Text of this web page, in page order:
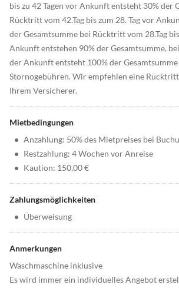
bis zu 42 Tagen vor Ankunft entsteht 30% der
Rücktritt vom 42.Tag bis zum 28. Tag vor
der Gesamtsumme bei Rücktritt vom 28.Tag
Ankunft entstehen 90% der Gesamtsumme,
der Ankunft entsteht 100% der
Stornogebühren. Wir empfehlen eine
Ihrem Versicherer.
Mietbedingungen
• Anzahlung: 50% des Mietpreises bei
• Restzahlung: 4 Wochen vor Anreise
• Kaution: 150,00 €
Zahlungsmöglichkeiten
• Überweisung
Anmerkungen
Waschmaschine inklusive
Es wird immer ein individuelles Angebot